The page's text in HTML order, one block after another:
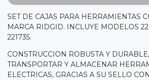
SET DE CAJAS PARA HERRAMIENTAS
MARCA RIDGID. INCLUYE MODELOS
221735.
CONSTRUCCION ROBUSTA Y
TRANSPORTAR Y ALMACENAR
ELECTRICAS, GRACIAS A SU SELLO